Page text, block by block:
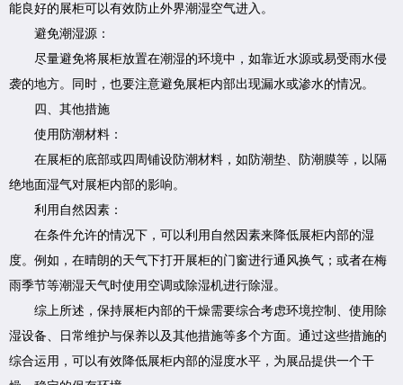
能良好的展柜可以有效防止外界潮湿空气进入。
避免潮湿源：
尽量避免将展柜放置在潮湿的环境中，如靠近水源或易受雨水侵
袭的地方。同时，也要注意避免展柜内部出现漏水或渗水的情况。
四、其他措施
使用防潮材料：
在展柜的底部或四周铺设防潮材料，如防潮垫、防潮膜等，以隔
绝地面湿气对展柜内部的影响。
利用自然因素：
在条件允许的情况下，可以利用自然因素来降低展柜内部的湿
度。例如，在晴朗的天气下打开展柜的门窗进行通风换气；或者在梅
雨季节等潮湿天气时使用空调或除湿机进行除湿。
综上所述，保持展柜内部的干燥需要综合考虑环境控制、使用除
湿设备、日常维护与保养以及其他措施等多个方面。通过这些措施的
综合运用，可以有效降低展柜内部的湿度水平，为展品提供一个干